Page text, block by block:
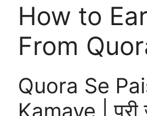
How to
From
Quora Se
Kamaye | पूरी